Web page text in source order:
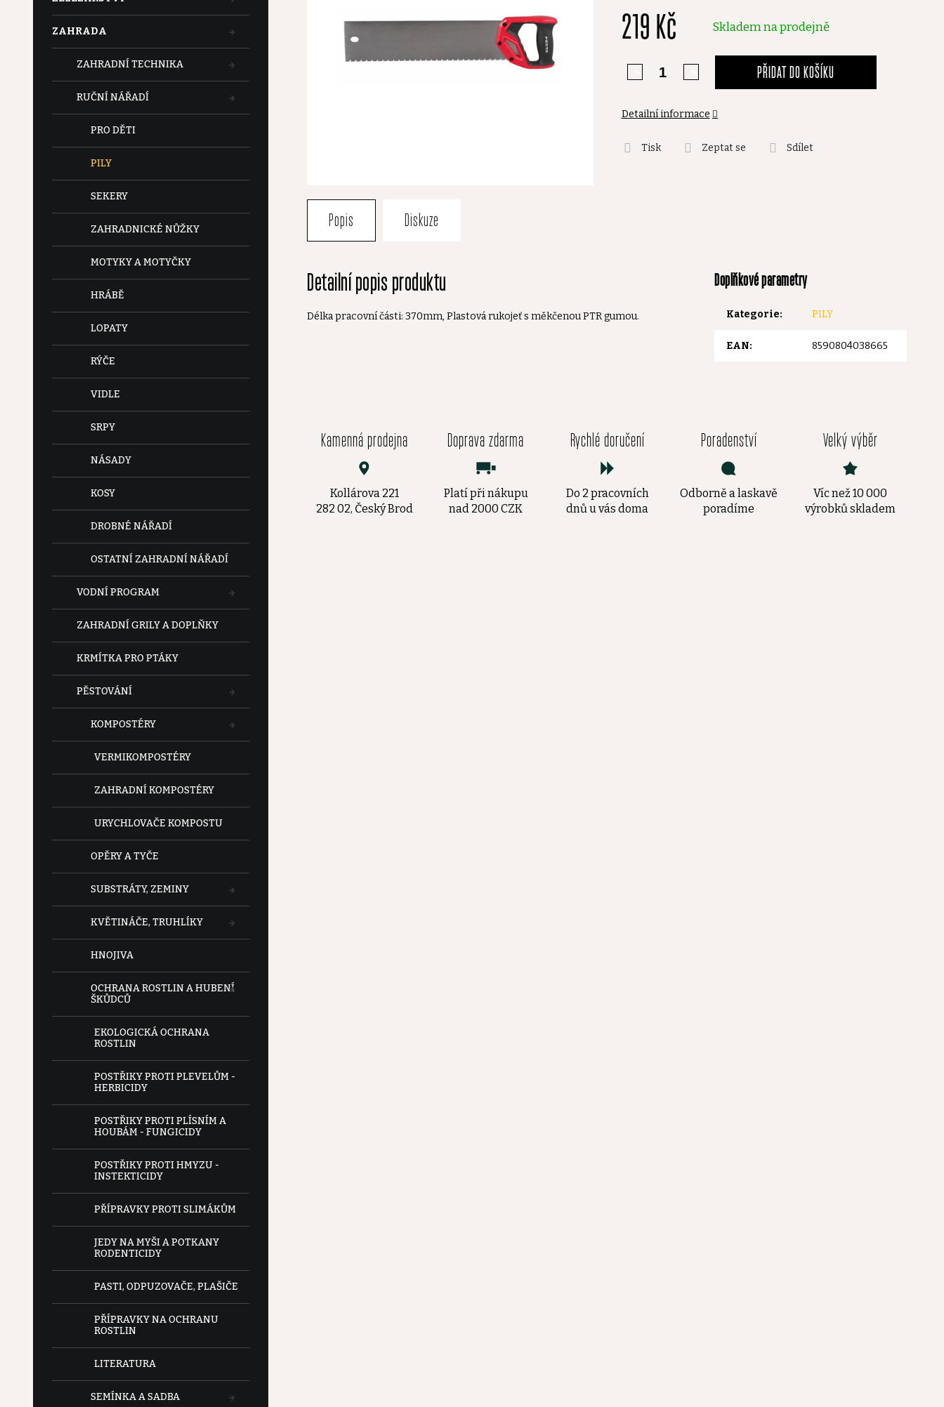
ZAHRADA
ZAHRADNÍ TECHNIKA
RUČNÍ NÁŘADÍ
PRO DĚTI
PILY
SEKERY
ZAHRADNICKÉ NŮŽKY
MOTYKY A MOTYČKY
HRÁBĚ
LOPATY
RÝČE
VIDLE
SRPY
NÁSADY
KOSY
DROBNÉ NÁŘADÍ
OSTATNÍ ZAHRADNÍ NÁŘADÍ
VODNÍ PROGRAM
ZAHRADNÍ GRILY A DOPLŇKY
KRMÍTKA PRO PTÁKY
PĚSTOVÁNÍ
KOMPOSTÉRY
VERMIKOMPOSTÉRY
ZAHRADNÍ KOMPOSTÉRY
URYCHLOVAČE KOMPOSTU
OPĚRY A TYČE
SUBSTRÁTY, ZEMINY
KVĚTINÁČE, TRUHLÍKY
HNOJIVA
OCHRANA ROSTLIN A HUBENÍ
ŠKŮDCŮ
EKOLOGICKÁ OCHRANA
ROSTLIN
POSTŘIKY PROTI PLEVELŮM -
HERBICIDY
POSTŘIKY PROTI PLÍSNÍM A
HOUBÁM - FUNGICIDY
POSTŘIKY PROTI HMYZU -
INSTEKTICIDY
PŘÍPRAVKY PROTI SLIMÁKŮM
JEDY NA MYŠI A POTKANY
RODENTICIDY
PASTI, ODPUZOVAČE, PLAŠIČE
PŘÍPRAVKY NA OCHRANU
ROSTLIN
LITERATURA
SEMÍNKA A SADBA
0,0
z
219 Kč Skladem na prodejně
PŘIDAT DO KOŠÍKU
Detailní informace
Tisk Zeptat se Sdílet
Popis Diskuze
Detailní popis produktu
Délka pracovní části: 370mm, Plastová rukojeť s měkčenou PTR gumou.
Doplňkové parametry
Kategorie: PILY
EAN: 8590804038665
Kamenná prodejna
Kollárova 221
282 02, Český Brod
Doprava zdarma
Platí při nákupu
nad 2000 CZK
Rychlé doručení
Do 2 pracovních
dnů u vás doma
Poradenství
Odborně a laskavě
poradíme
Velký výběr
Víc než 10 000
výrobků skladem